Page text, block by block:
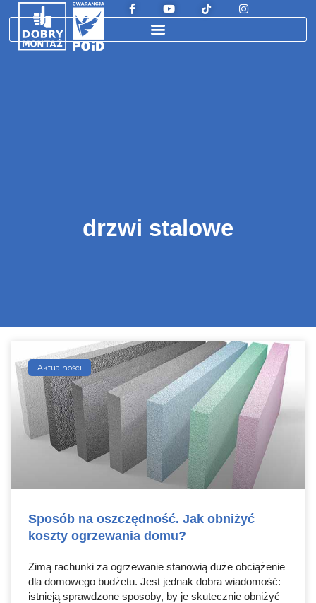
drzwi stalowe
Aktualności
Sposób na oszczędność. Jak obniżyć
koszty ogrzewania domu?
Zimą rachunki za ogrzewanie stanowią duże obciążenie
dla domowego budżetu. Jest jednak dobra wiadomość:
istnieją sprawdzone sposoby, by je skutecznie obniżyć